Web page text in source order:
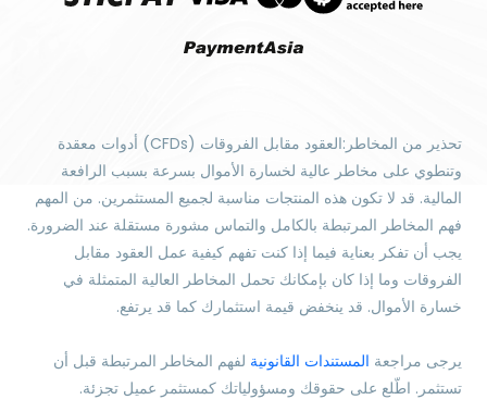
تحذير من المخاطر:العقود مقابل الفروقات (CFDs) أدوات معقدة
وتنطوي على مخاطر عالية لخسارة الأموال بسرعة بسبب الرافعة
المالية. قد لا تكون هذه المنتجات مناسبة لجميع المستثمرين. من المهم
فهم المخاطر المرتبطة بالكامل والتماس مشورة مستقلة عند الضرورة.
يجب أن تفكر بعناية فيما إذا كنت تفهم كيفية عمل العقود مقابل
الفروقات وما إذا كان بإمكانك تحمل المخاطر العالية المتمثلة في
خسارة الأموال. قد ينخفض قيمة استثمارك كما قد يرتفع.
يرجى مراجعة المستندات القانونية لفهم المخاطر المرتبطة قبل أن
تستثمر. اطّلع على حقوقك ومسؤولياتك كمستثمر عميل تجزئة.